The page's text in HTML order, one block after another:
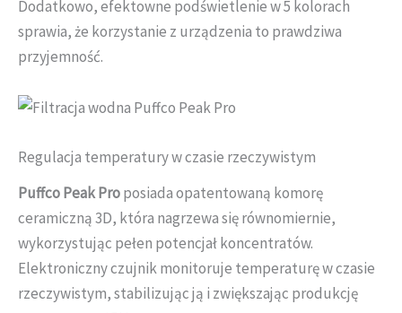
Dodatkowo, efektowne podświetlenie w 5 kolorach
sprawia, że korzystanie z urządzenia to prawdziwa
przyjemność.
Regulacja temperatury w czasie rzeczywistym
Puffco Peak Proposiada opatentowaną komorę
ceramiczną 3D, która nagrzewa się równomiernie,
wykorzystując pełen potencjał koncentratów.
Elektroniczny czujnik monitoruje temperaturę w czasie
rzeczywistym, stabilizując ją i zwiększając produkcję